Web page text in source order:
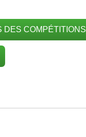
DES COMPÉTITIONS